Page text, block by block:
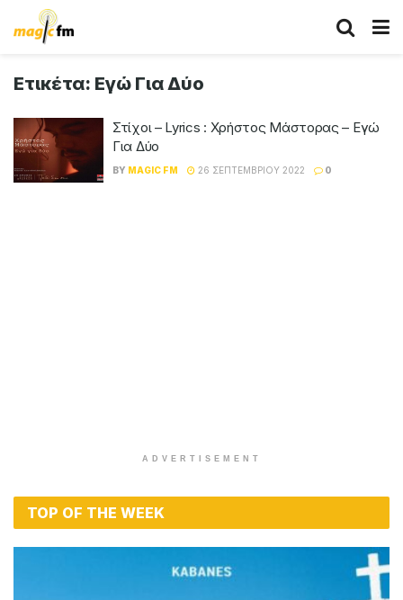
Ετικέτα: Εγώ Για Δύο
Στίχοι – Lyrics : Χρήστος Μάστορας – Εγώ
Για Δύο
BY MAGIC FM 26 ΣΕΠΤΕΜΒΡΊΟΥ 2022 0
ADVERTISEMENT
TOP OF THE WEEK